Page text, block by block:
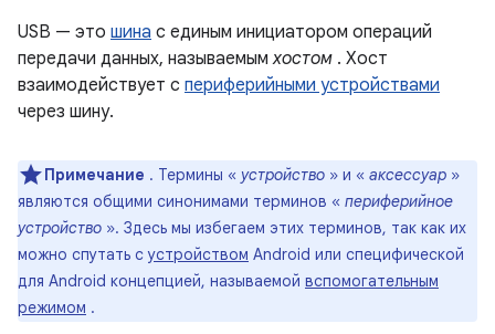
USB — это шина с единым инициатором операций
передачи данных, называемымхостом . Хост
взаимодействует с периферийными устройствами
через шину.
Примечание . Термины « устройство » и « аксессуар »
являются общими синонимами терминов « периферийное
устройство ». Здесь мы избегаем этих терминов, так как их
можно спутать сустройством Android или специфической
для Android концепцией, называемой вспомогательным
режимом .